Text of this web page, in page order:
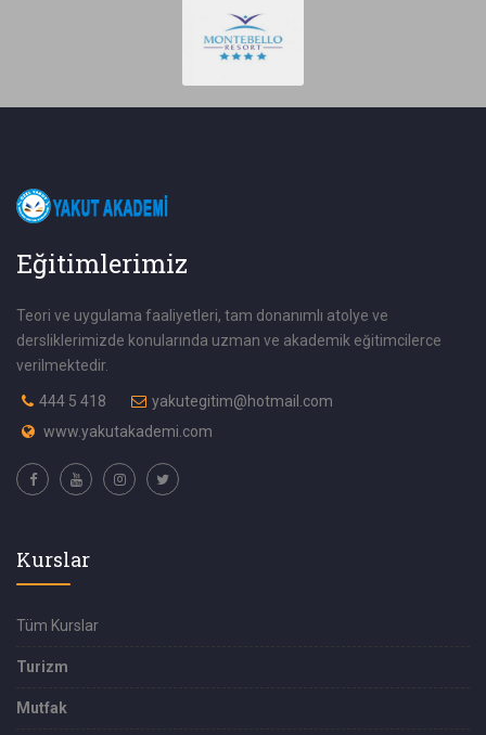
Eğitimlerimiz
Teori ve uygulama faaliyetleri, tam donanımlı atolye ve
dersliklerimizde konularında uzman ve akademik eğitimcilerce
verilmektedir.
444 5 418
yakutegitim@hotmail.com
www.yakutakademi.com
Kurslar
Tüm Kurslar
Turizm
Mutfak